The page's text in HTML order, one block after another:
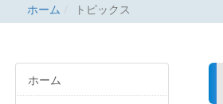
ホーム トピックス
ホーム